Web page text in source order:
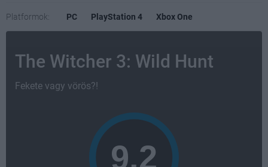
Platformok: PC PlayStation 4 Xbox One
The Witcher 3: Wild Hunt
Fekete vagy vörös?!